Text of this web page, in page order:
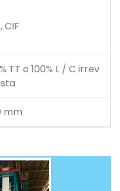
CIF
TT o 100% L / C irrev
mm